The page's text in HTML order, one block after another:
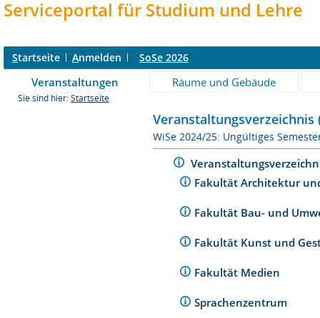
Serviceportal für Studium und Lehre
Startseite Anmelden SoSe 2026
Veranstaltungen Räume und Gebäude
Sie sind hier: Startseite
Veranstaltungsverzeichnis
WiSe 2024/25: Ungültiges
Fakultät Architektur
Fakultät Bau- und
Fakultät Kunst und
Fakultät Medien
Sprachenzentrum